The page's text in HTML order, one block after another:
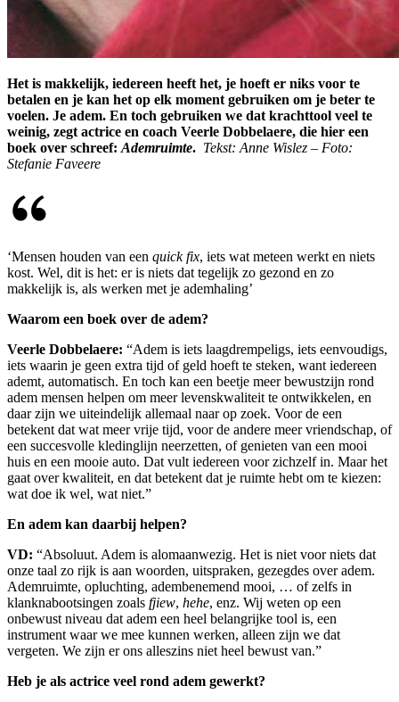
Het is makkelijk, iedereen heeft het, je hoeft er niks voor te
betalen en je kan het op elk moment gebruiken om je beter te
voelen. Je adem. En toch gebruiken we dat krachttool veel te
weinig, zegt actrice en coach Veerle Dobbelaere, die hier een
boek over schreef: Ademruimte. Tekst: Anne Wislez – Foto:
Stefanie Faveere
‘Mensen houden van een quick fix, iets wat meteen werkt en niets
kost. Wel, dit is het: er is niets dat tegelijk zo gezond en zo
makkelijk is, als werken met je ademhaling’
Waarom een boek over de adem?
Veerle Dobbelaere: “Adem is iets laagdrempeligs, iets eenvoudigs,
iets waarin je geen extra tijd of geld hoeft te steken, want iedereen
ademt, automatisch. En toch kan een beetje meer bewustzijn rond
adem mensen helpen om meer levenskwaliteit te ontwikkelen, en
daar zijn we uiteindelijk allemaal naar op zoek. Voor de een
betekent dat wat meer vrije tijd, voor de andere meer vriendschap, of
een succesvolle kledinglijn neerzetten, of genieten van een mooi
huis en een mooie auto. Dat vult iedereen voor zichzelf in. Maar het
gaat over kwaliteit, en dat betekent dat je ruimte hebt om te kiezen:
wat doe ik wel, wat niet.”
En adem kan daarbij helpen?
VD: “Absoluut. Adem is alomaanwezig. Het is niet voor niets dat
onze taal zo rijk is aan woorden, uitspraken, gezegdes over adem.
Ademruimte, opluchting, adembenemend mooi, … of zelfs in
klanknabootsingen zoals fjiew, hehe, enz. Wij weten op een
onbewust niveau dat adem een heel belangrijke tool is, een
instrument waar we mee kunnen werken, alleen zijn we dat
vergeten. We zijn er ons alleszins niet heel bewust van.”
Heb je als actrice veel rond adem gewerkt?